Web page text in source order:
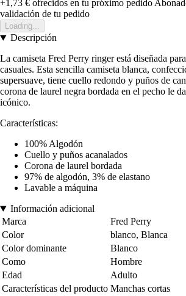
+1,73 € ofrecidos en tu próximo pedido
validación de tu pedido
Loading...
Descripción
La camiseta Fred Perry ringer está diseñada
casuales. Esta sencilla camiseta blanca,
supersuave, tiene cuello redondo y puños de
corona de laurel negra bordada en el pecho le
icónico.
Características:
100% Algodón
Cuello y puños acanalados
Corona de laurel bordada
97% de algodón, 3% de elastano
Lavable a máquina
Información adicional
Marca
Fred Perry
Color
blanco, Blanca
Color dominante
Blanco
Como
Hombre
Edad
Adulto
Características del producto Manchas cortas